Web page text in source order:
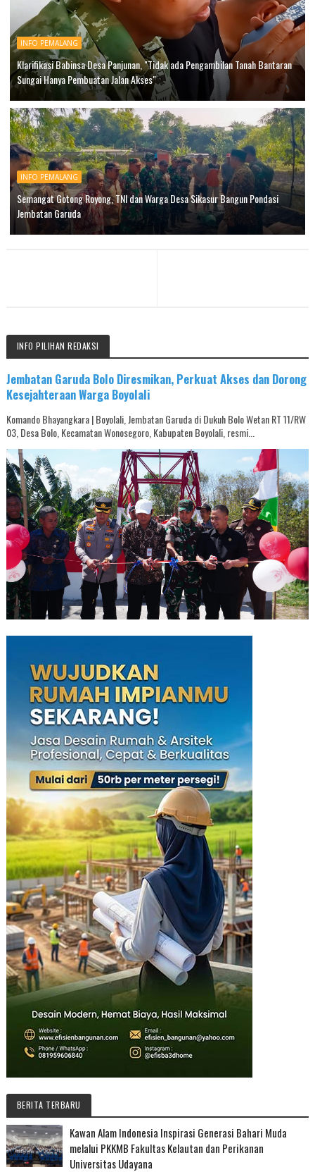
INFO PEMALANG
Klarifikasi Babinsa Desa Panjunan, "Tidak ada Pengambilan Tanah Bantaran
Sungai Hanya Pembuatan Jalan Akses"
INFO PEMALANG
Semangat Gotong Royong, TNI dan Warga Desa Sikasur Bangun Pondasi
Jembatan Garuda
INFO PILIHAN REDAKSI
Jembatan Garuda Bolo Diresmikan, Perkuat Akses dan Dorong
Kesejahteraan Warga Boyolali
Komando Bhayangkara | Boyolali, Jembatan Garuda di Dukuh Bolo Wetan RT 11/RW
03, Desa Bolo, Kecamatan Wonosegoro, Kabupaten Boyolali, resmi...
BERITA TERBARU
Kawan Alam Indonesia Inspirasi Generasi Bahari Muda
melalui PKKMB Fakultas Kelautan dan Perikanan
Universitas Udayana